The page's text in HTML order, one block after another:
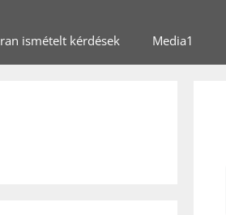
ismételt kérdések Media1